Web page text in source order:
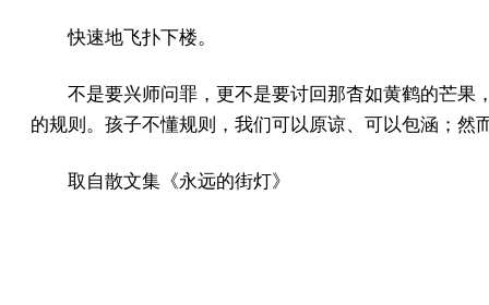
快速地飞扑下楼。
不是要兴师问罪，更不是要讨回那杳如黄鹤的芒果
的规则。孩子不懂规则，我们可以原谅、可以包涵；然
取自散文集《永远的街灯》